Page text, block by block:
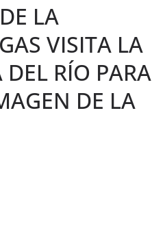
LA
VISITA LA
DEL RÍO PARA
DE LA